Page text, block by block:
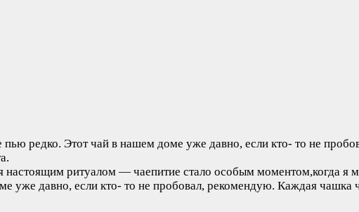
редко. Этот чай в нашем доме уже давно, если кто- то не
настоящим ритуалом — чаепитие стало особым моментом,когда я
уже давно, если кто- то не пробовал, рекомендую. Каждая чашка